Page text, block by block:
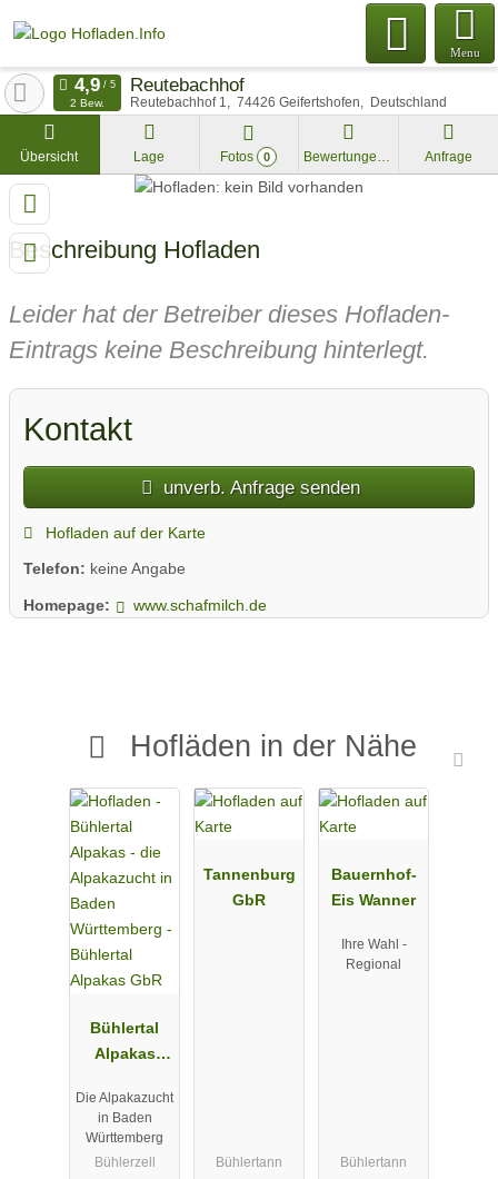
Menu
Reutebachhof
Reutebachhof 1 74426 Geifertshofen Deutschland
2 Bew.
Übersicht Lage Fotos 0 Bewertungen Anfrage
Beschreibung Hofladen
Leider hat der Betreiber dieses Hofladen-
Eintrags keine Beschreibung hinterlegt.
Kontakt
unverb. Anfrage senden
Hofladen auf der Karte
Telefon: keine Angabe
Homepage: www.schafmilch.de
Hofläden in der Nähe
Bühlertal
Alpakas
Die Alpakazucht
in Baden
Württemberg
Bühlerzell
Tannenburg
GbR
Bühlertann
Bauernhof-
Eis Wanner
Ihre Wahl -
Regional
Bühlertann